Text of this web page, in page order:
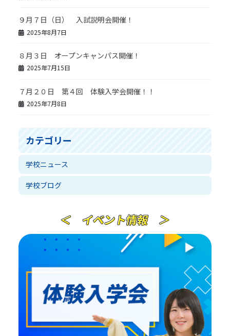
９月７日（日） 入試説明会開催！
2025年8月7日
８月３日 オープンキャンパス開催！
2025年7月15日
７月２０日 第４回 体験入学会開催！！
2025年7月8日
カテゴリー
学校ニュース
学校ブログ